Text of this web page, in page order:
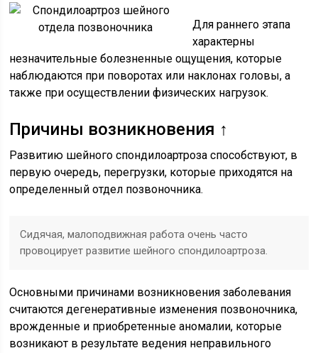
Для раннего этапа
характерны
незначительные болезненные ощущения, которые
наблюдаются при поворотах или наклонах головы, а
также при осуществлении физических нагрузок.
Причины возникновения ↑
Развитию шейного спондилоартроза способствуют, в
первую очередь, перегрузки, которые приходятся на
определенный отдел позвоночника.
Сидячая, малоподвижная работа очень часто
провоцирует развитие шейного спондилоартроза.
Основными причинами возникновения заболевания
считаются дегенеративные изменения позвоночника,
врожденные и приобретенные аномалии, которые
возникают в результате ведения неправильного